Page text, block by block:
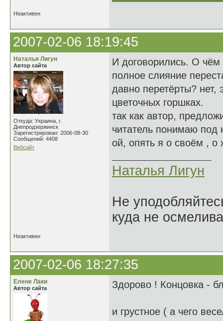
Неактивен
2007-02-06 18:19:45
Наталья Лигун
Автор сайта
Откуда: Украина, г.
Днепродзержинск
Зарегистрирован: 2006-08-30
Сообщений: 4408
Вебсайт
И договорились. О чём
полное слияние
давно перетёрты? нет,
цветочных горшках.
так как автор,
читатель понимаю под
ой, опять я о своём , о
Наталья Лигун
Не
куда не
Неактивен
2007-02-06 18:27:35
Елене Лаки
Автор сайта Здорово ! Концовка -
и грустное ( а чего